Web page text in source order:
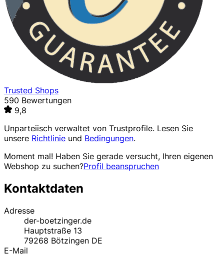
Trusted Shops
590 Bewertungen
9,8
Unparteiisch verwaltet von Trustprofile. Lesen Sie
unsere Richtlinie und Bedingungen.
Moment mal! Haben Sie gerade versucht, Ihren eigenen
Webshop zu suchen?Profil beanspruchen
Kontaktdaten
Adresse
der-boetzinger.de
Hauptstraße 13
79268 Bötzingen DE
E-Mail